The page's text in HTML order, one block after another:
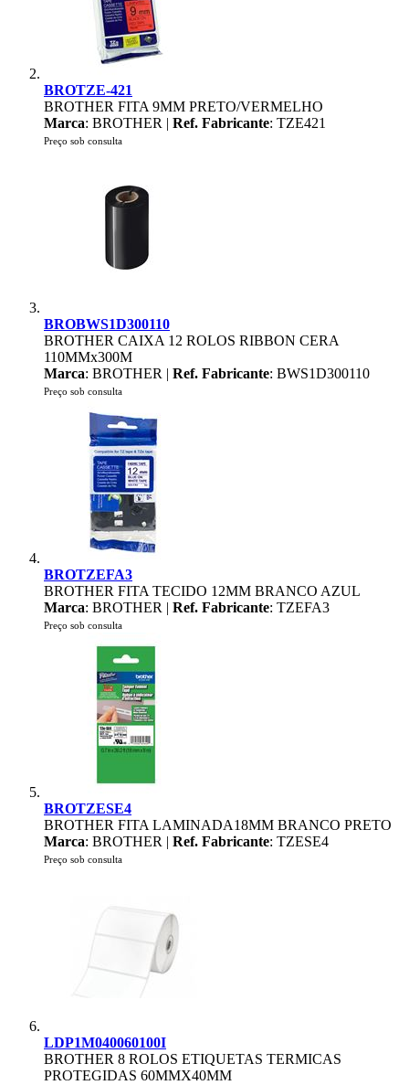
BROTZE-421
BROTHER FITA 9MM PRETO/VERMELHO
Marca: BROTHER | Ref. Fabricante: TZE421
Preço sob consulta
BROBWS1D300110
BROTHER CAIXA 12 ROLOS RIBBON CERA
110MMx300M
Marca: BROTHER | Ref. Fabricante: BWS1D300110
Preço sob consulta
BROTZEFA3
BROTHER FITA TECIDO 12MM BRANCO AZUL
Marca: BROTHER | Ref. Fabricante: TZEFA3
Preço sob consulta
BROTZESE4
BROTHER FITA LAMINADA18MM BRANCO PRETO
Marca: BROTHER | Ref. Fabricante: TZESE4
Preço sob consulta
LDP1M040060100I
BROTHER 8 ROLOS ETIQUETAS TERMICAS
PROTEGIDAS 60MMX40MM